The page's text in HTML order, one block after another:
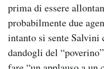
prima di essere
probabilmente due
intanto si sente Salvini
dandogli del